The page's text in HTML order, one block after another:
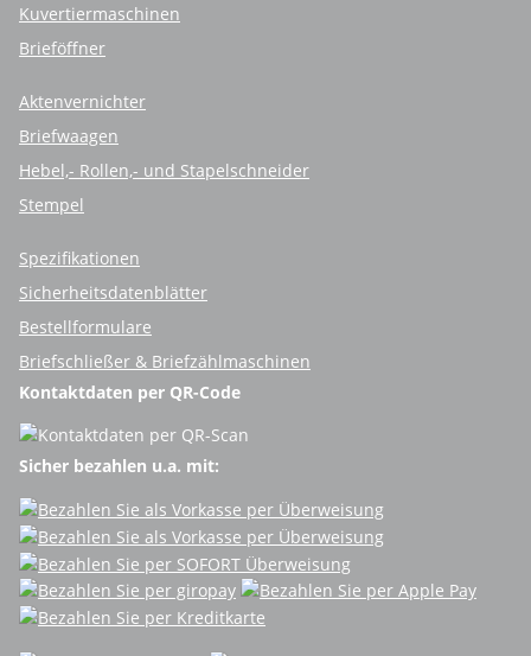
Kuvertiermaschinen
Brieföffner
Aktenvernichter
Briefwaagen
Hebel,- Rollen,- und Stapelschneider
Stempel
Spezifikationen
Sicherheitsdatenblätter
Bestellformulare
Briefschließer & Briefzählmaschinen
Kontaktdaten per QR-Code
Sicher bezahlen u.a. mit: